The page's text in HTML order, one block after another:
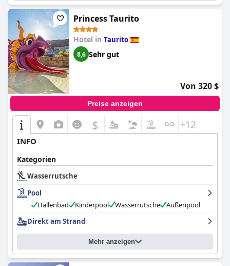
Princess Taurito
Hotel in Taurito
8,6 Sehr gut
Von 320 $
Preise anzeigen
$ +12
INFO
Kategorien
Wasserrutsche
Pool
Hallenbad
Kinderpool Wasserrutsche
Außenpool
Direkt am Strand
Mehr anzeigen